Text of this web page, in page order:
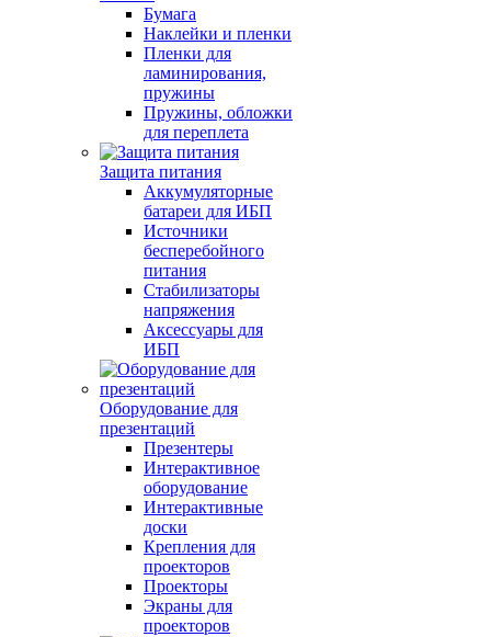
Бумага
Наклейки и пленки
Пленки для
ламинирования,
пружины
Пружины, обложки
для переплета
Защита питания
Аккумуляторные
батареи для ИБП
Источники
бесперебойного
питания
Стабилизаторы
напряжения
Аксессуары для
ИБП
Оборудование для
презентаций
Презентеры
Интерактивное
оборудование
Интерактивные
доски
Крепления для
проекторов
Проекторы
Экраны для
проекторов